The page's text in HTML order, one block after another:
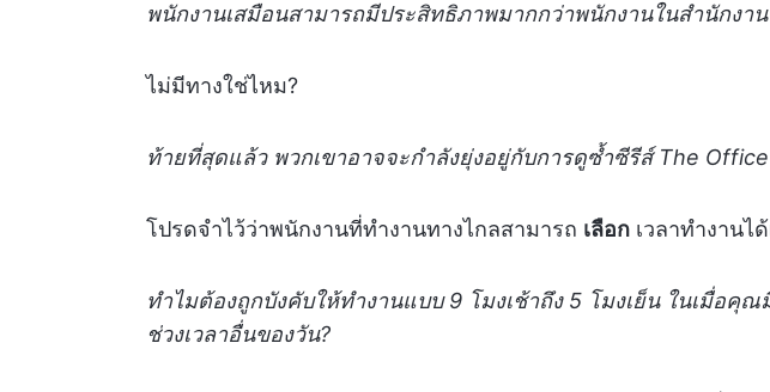
พนักงานเสมือนสามารถมีประสิทธิภาพมากกว่าพนักงานในสำนักงา
ไม่มีทางใช่ไหม?
ท้ายที่สุดแล้ว พวกเขาอาจจะกำลังยุ่งอยู่กับการดูซ้ำซีรีส์ The
โปรดจำไว้ว่าพนักงานที่ทำงานทางไกลสามารถ เลือก เวลาทำงานได้
ทำไมต้องถูกบังคับให้ทำงานแบบ 9 โมงเช้าถึง 5 โมงเย็น ในเมื่อคุ
ช่วงเวลาอื่นของวัน?